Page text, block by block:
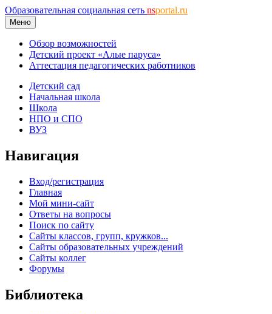
Образовательная социальная сеть nsportal.ru
Меню
Обзор возможностей
Детский проект «Алые паруса»
Аттестация педагогических работников
Детский сад
Начальная школа
Школа
НПО и СПО
ВУЗ
Навигация
Вход/регистрация
Главная
Мой мини-сайт
Ответы на вопросы
Поиск по сайту
Сайты классов, групп, кружков...
Сайты образовательных учреждений
Сайты коллег
Форумы
Библиотека